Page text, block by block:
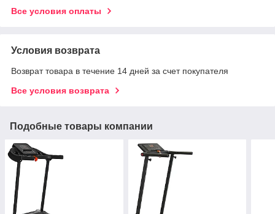
Все условия оплаты
Условия возврата
Возврат товара в течение 14 дней за счет покупателя
Все условия возврата
Подобные товары компании